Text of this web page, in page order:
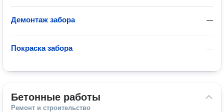
—
Демонтаж забора
—
Покраска забора
Бетонные работы
Ремонт и строительство